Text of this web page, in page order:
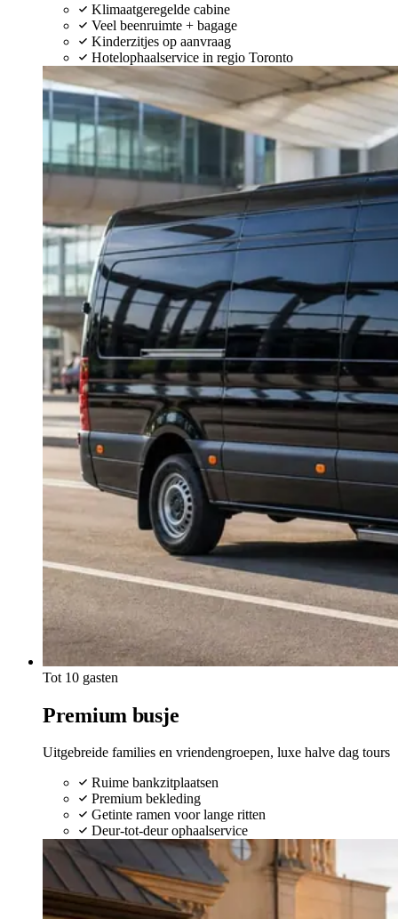
Klimaatgeregelde cabine
Veel beenruimte + bagage
Kinderzitjes op aanvraag
Hotelophaalservice in regio Toronto
Tot 10 gasten
Premium busje
Uitgebreide families en vriendengroepen, luxe halve dag tours
Ruime bankzitplaatsen
Premium bekleding
Getinte ramen voor lange ritten
Deur-tot-deur ophaalservice